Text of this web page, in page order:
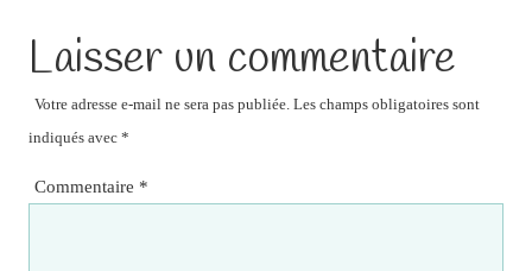
Laisser un commentaire
Votre adresse e-mail ne sera pas publiée. Les champs obligatoires sont
indiqués avec *
Commentaire *